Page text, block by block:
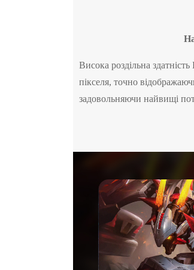
Висока роздільна
пікселя, точно
задовольняючи найвищі